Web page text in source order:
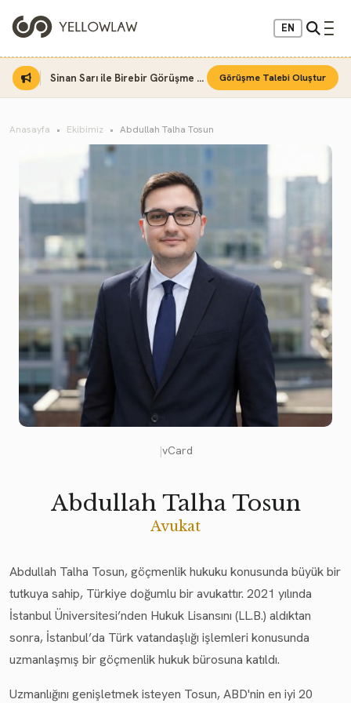
EN
Sinan Sarı ile Birebir Görüşme Fırsatı Görüşme Talebi Oluştur
Anasayfa Ekibimiz Abdullah Talha Tosun
|vCard
Abdullah Talha Tosun
Avukat
Abdullah Talha Tosun, göçmenlik hukuku konusunda büyük bir
tutkuya sahip, Türkiye doğumlu bir avukattır. 2021 yılında
İstanbul Üniversitesi’nden Hukuk Lisansını (LL.B.) aldıktan
sonra, İstanbul’da Türk vatandaşlığı işlemleri konusunda
uzmanlaşmış bir göçmenlik hukuk bürosuna katıldı.
Uzmanlığını genişletmek isteyen Tosun, ABD'nin en iyi 20